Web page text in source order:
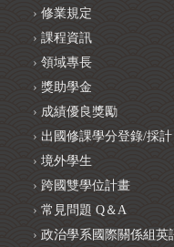
修業規定
課程資訊
領域專長
獎助學金
成績優良獎勵
出國修課學分登錄/採計
境外學生
跨國雙學位計畫
常見問題 Q＆A
政治學系國際關係組英